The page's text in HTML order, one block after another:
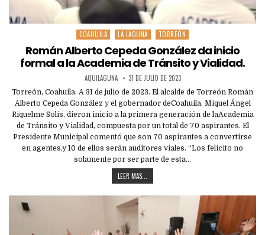
Posted
in
COAHUILA LA LAGUNA TORREÓN
Román Alberto Cepeda González da inicio
formal a la Academia de Tránsito y Vialidad.
AQUILAGUNA 31 DE JULIO DE 2023
Torreón, Coahuila. A 31 de julio de 2023. El alcalde de Torreón Román
Alberto Cepeda González y el gobernador deCoahuila, Miquel Ángel
Riquelme Solís, dieron inicio a la primera generación de laAcademia
de Tránsito y Vialidad, compuesta por un total de 70 aspirantes. El
Presidente Municipal comentó que son 70 aspirantes a convertirse
en agentes,y 10 de ellos serán auditores viales. “Los felicito no
solamente por ser parte de esta…
LEER MAS...